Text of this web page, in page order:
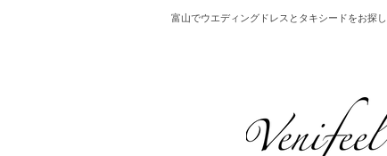
富山でウエディングドレスとタキシードをお探